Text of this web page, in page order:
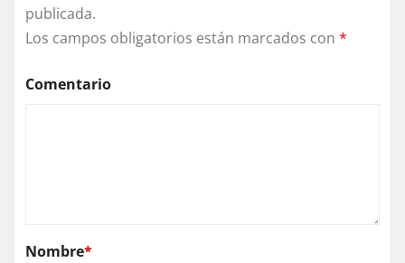
publicada.
Los campos obligatorios están marcados con *
Comentario
Nombre*